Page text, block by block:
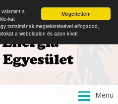
Megértettem
a
kat
tartalmának megtekintésével elfogadod,
a weboldalon és azon kívül.
Menü